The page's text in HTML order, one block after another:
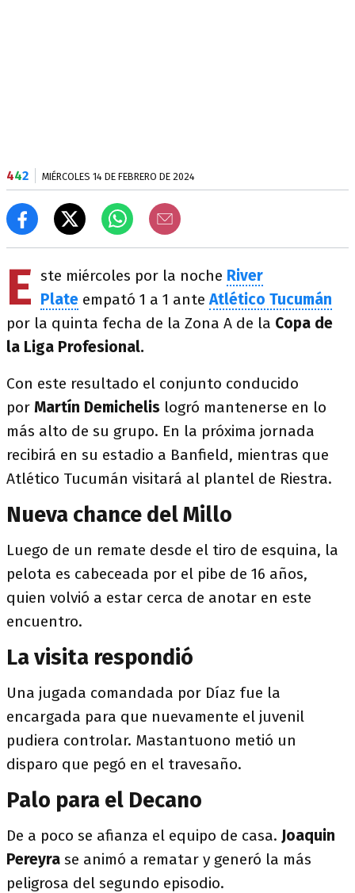
442 MIÉRCOLES 14 DE FEBRERO DE 2024
E ste miércoles por la noche River
Plate empató 1 a 1 anteAtlético Tucumán
por la quinta fecha de la Zona A de la Copa de
la Liga Profesional.
Con este resultado el conjunto conducido
por Martín Demichelis logró mantenerse en lo
más alto de su grupo. En la próxima jornada
recibirá en su estadio a Banfield, mientras que
Atlético Tucumán visitará al plantel de Riestra.
Nueva chance del Millo
Luego de un remate desde el tiro de esquina, la
pelota es cabeceada por el pibe de 16 años,
quien volvió a estar cerca de anotar en este
encuentro.
La visita respondió
Una jugada comandada por Díaz fue la
encargada para que nuevamente el juvenil
pudiera controlar. Mastantuono metió un
disparo que pegó en el travesaño.
Palo para el Decano
De a poco se afianza el equipo de casa. Joaquin
Pereyra se animó a rematar y generó la más
peligrosa del segundo episodio.